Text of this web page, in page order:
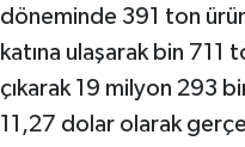
döneminde 391 ton
katına ulaşarak bin 711
çıkarak 19 milyon 293
11,27 dolar olarak